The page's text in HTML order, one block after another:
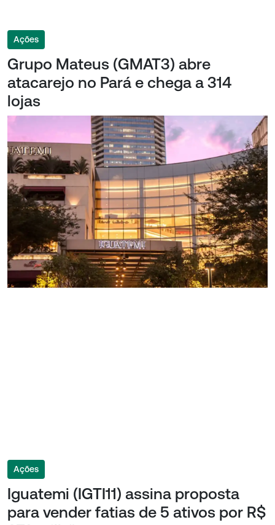
Ações
Grupo Mateus (GMAT3) abre
atacarejo no Pará e chega a 314
lojas
Ações
Iguatemi (IGTI11) assina proposta
para vender fatias de 5 ativos por R$